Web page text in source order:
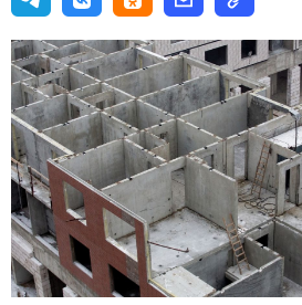
Инвестиции
ОПК
Авторские материалы
Видео
Телефон редакции:+7 495 727-01-67
Электронные почты редакции: